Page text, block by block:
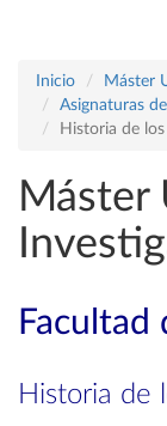
Inicio
Máster
Asignaturas
Historia de
Máster
Facultad
Historia de